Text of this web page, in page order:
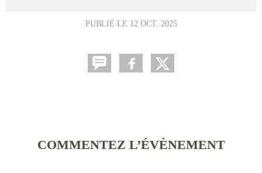
PUBLIÉ LE 12 OCT. 2025
COMMENTEZ L’ÉVÈNEMENT